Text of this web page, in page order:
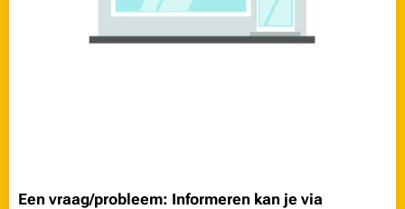
Een vraag/probleem: Informeren kan je via